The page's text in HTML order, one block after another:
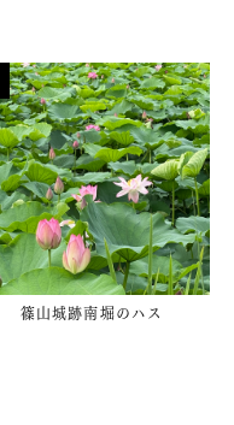
篠山城跡南堀のハス